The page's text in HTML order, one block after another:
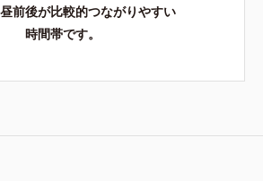
前後が比較的つながりやすい
時間帯です。